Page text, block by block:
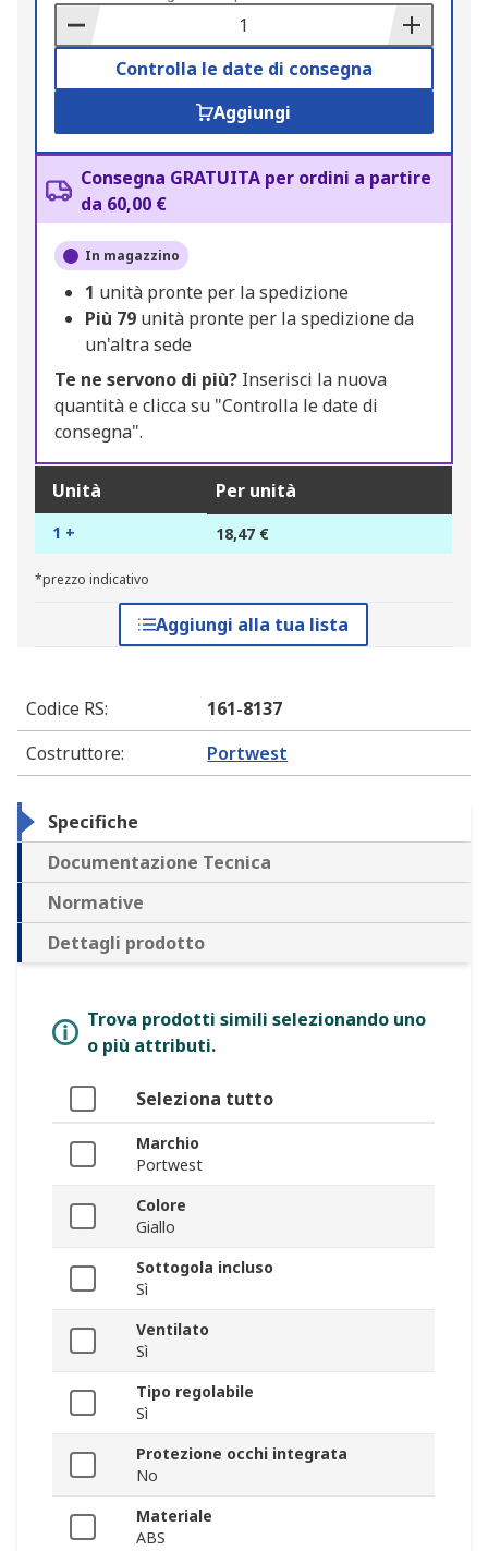
Basket
Controlla le date di consegna
Aggiungi
Consegna GRATUITA per ordini a partire
da 60,00 €
In magazzino
1 unità pronte per la spedizione
Più 79 unità pronte per la spedizione da
un'altra sede
Te ne servono di più? Inserisci la nuova
quantità e clicca su "Controlla le date di
consegna".
Unità Per unità
1 + 18,47 €
*prezzo indicativo
Aggiungi alla tua lista
Codice RS:
161-8137
Costruttore: Portwest
Specifiche
Documentazione Tecnica
Normative
Dettagli prodotto
Trova prodotti simili selezionando uno
o più attributi.
Seleziona tutto
Marchio
Portwest
Colore
Giallo
Sottogola incluso
Sì
Ventilato
Sì
Tipo regolabile
Sì
Protezione occhi integrata
No
Materiale
ABS